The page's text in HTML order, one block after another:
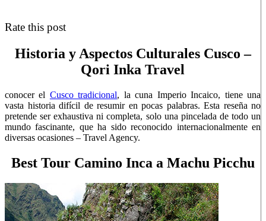
Rate this post
Historia y Aspectos Culturales Cusco –
Qori Inka Travel
conocer el Cusco tradicional, la cuna Imperio Incaico, tiene una
vasta historia difícil de resumir en pocas palabras. Esta reseña no
pretende ser exhaustiva ni completa, solo una pincelada de todo un
mundo fascinante, que ha sido reconocido internacionalmente en
diversas ocasiones – Travel Agency.
Best Tour Camino Inca a Machu Picchu